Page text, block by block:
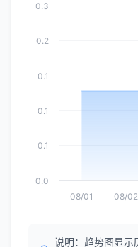
08/01 08/02
0.0
0.1
0.1
0.1
0.2
0.3
说明：趋势图显示